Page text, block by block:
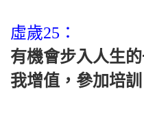
虛歲25：
有機會步入人生
我增值，參加培